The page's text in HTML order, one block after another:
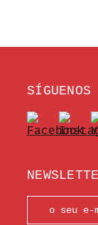
SÍGUENOS